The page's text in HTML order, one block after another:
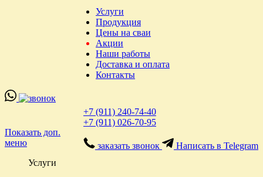
Услуги
Продукция
Цены на сваи
Акции
Наши работы
Доставка и оплата
Контакты
+7 (911) 240-74-40
+7 (911) 026-70-95
заказать звонок Написать в Telegram
Показать доп.
меню
Услуги